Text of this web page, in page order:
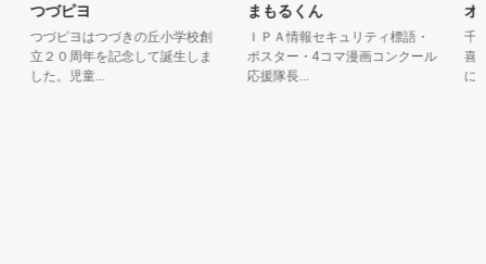
つづピヨ
つづピヨはつづきの丘小学校創
立２０周年を記念して誕生しま
した。児童...
まもるくん
ＩＰＡ情報セキュリティ標語・
ポスター・4コマ漫画コンクール
応援隊長...
オ
千
喜
に